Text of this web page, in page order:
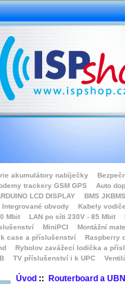
akumulátory nabíječky
trackery GSM GPS
Auto
LCD DISPLAY
BMS
Integrované obvody
Kabely
Mbit LAN po síti 230V - 85 Mbit
MiniPCI
Montážní
case a příslušenství
Raspberry
Rybolov zavážecí lodička a přísl
TV příslušenství i k UPC
Úvod:: Routerboard a